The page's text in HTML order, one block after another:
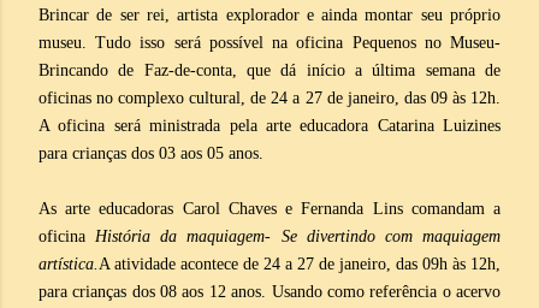
Brincar de ser rei, artista explorador e ainda montar seu próprio
museu. Tudo isso será possível na oficina Pequenos no Museu-
Brincando de Faz-de-conta, que dá início a última semana de
oficinas no complexo cultural, de 24 a 27 de janeiro, das 09 às 12h.
A oficina será ministrada pela arte educadora Catarina Luizines
para crianças dos 03 aos 05 anos.
As arte educadoras Carol Chaves e Fernanda Lins comandam a
oficina História da maquiagem- Se divertindo com maquiagem
artística. A atividade acontece de 24 a 27 de janeiro, das 09h às 12h,
para crianças dos 08 aos 12 anos. Usando como referência o acervo